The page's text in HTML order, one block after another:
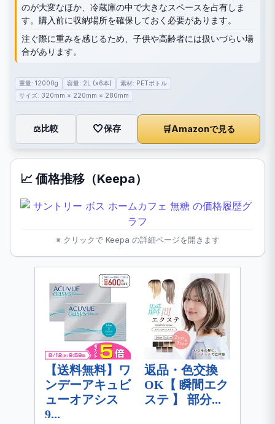
のが大変なほか、冷蔵庫の中で大きなスペースを占有しま
す。購入前に収納場所を確保しておく必要があります。
注ぐ際に重みを感じるため、子供や高齢者には扱いづらい場
合があります。
重量: 12000g 容量: 2L (x6本)
素材: PETボトル
サイズ: 320mm × 220mm × 280mm
⚖️比較 🤍保存 🛒Amazonで見る
📈 価格推移（Keepa）
※ クリックで Keepa の詳細ページを開きます